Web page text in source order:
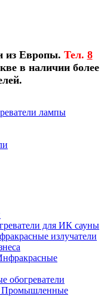
из Европы. Тел. 8
в наличии более
лампы
для ИК сауны
излучатели
обогреватели
Промышленные